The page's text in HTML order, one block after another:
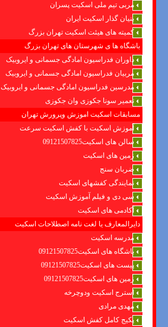
مربی تیم ملی اسکیت پسران
بنیان گذار اسکیت ایران
کمیته های هیئت اسکیت تهران بزرگ
باشگاه ها ی شهرستان های تهران بزرگ
داوران فدراسیون امادگی جسمانی و ایروبیک
مربیان فدراسیون امادگی جسمانی و ایروبیک
مدرسین فدراسیون امادگی جسمانی و ایروبیک
تعمیر سونا جکوزی وان جکوزی
مسابقات اسکیت اموزش وپرورش تهران
آموزش اسکیت با کفش اسکیت سرعت
سالن های اسکیت09121507825
زمین های اسکیت
ضربان سنج
نمایندگی کفشهای اسکیت
سی دی و فیلم آموزش اسکیت
آکادمی های اسکیت
دایرالمعارف یا لغت نامه اصطلاحات اسکیت
مدرسه اسکیت
باشگاه های اسکیت09121507825
پیست های اسکیت09121507825
زمین های اسکیت09121507825
استرج اسکیت ودوچرخه
مهدی مرادی
پکیج کامل کفش اسکیت